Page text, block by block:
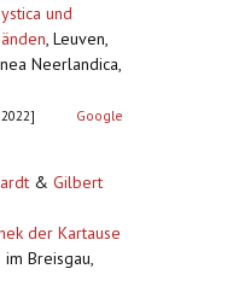
und
, Leuven,
Neerlandica,
Google
& Gilbert
der Kartause
Breisgau,